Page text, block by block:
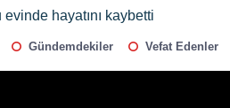
hayatını kaybetti
Gündemdekiler Vefat Edenler